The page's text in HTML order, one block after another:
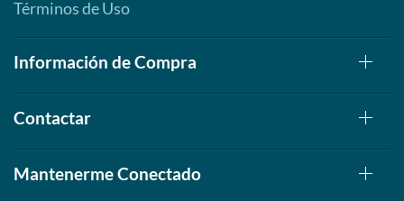
Términos de Uso
Información de Compra
Contactar
Mantenerme Conectado